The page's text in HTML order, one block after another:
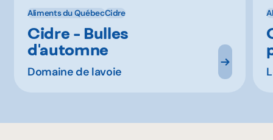
Aliments du QuébecCidre
Cidre - Bulles
d'automne
Domaine de lavoie